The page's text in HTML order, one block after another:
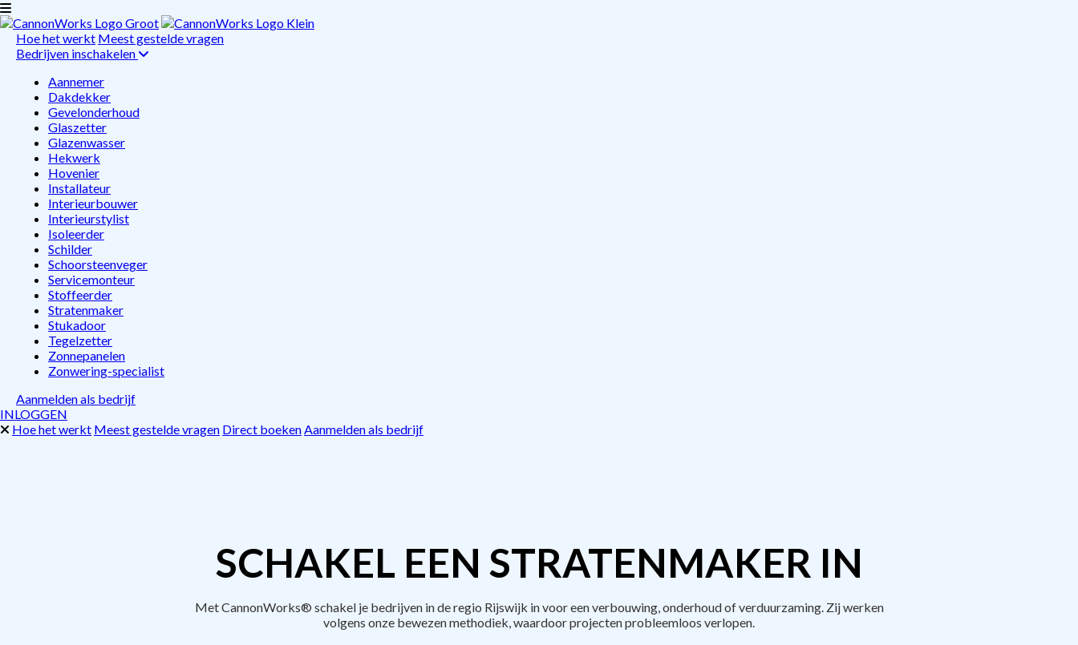
Hoe het werkt Meest gestelde vragen
Bedrijven inschakelen
Aannemer
Dakdekker
Gevelonderhoud
Glaszetter
Glazenwasser
Hekwerk
Hovenier
Installateur
Interieurbouwer
Interieurstylist
Isoleerder
Schilder
Schoorsteenveger
Servicemonteur
Stoffeerder
Stratenmaker
Stukadoor
Tegelzetter
Zonnepanelen
Zonwering-specialist
Aanmelden als bedrijf
INLOGGEN
Hoe het werkt Meest gestelde vragen Direct boekenAanmelden als bedrijf
SCHAKEL EEN STRATENMAKER IN
Met CannonWorks® schakel je bedrijven in de regio Rijswijk in voor een verbouwing, onderhoud of verduurzaming. Zij werken
volgens onze bewezen methodiek, waardoor projecten probleemloos verlopen.